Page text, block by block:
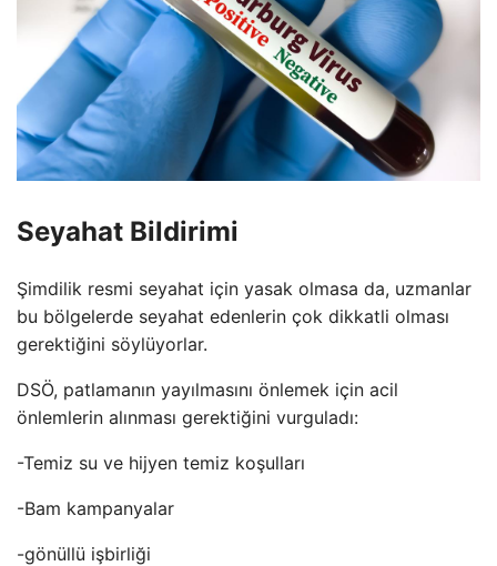
Seyahat Bildirimi
Şimdilik resmi seyahat için yasak olmasa da, uzmanlar
bu bölgelerde seyahat edenlerin çok dikkatli olması
gerektiğini söylüyorlar.
DSÖ, patlamanın yayılmasını önlemek için acil
önlemlerin alınması gerektiğini vurguladı:
-Temiz su ve hijyen temiz koşulları
-Bam kampanyalar
-gönüllü işbirliği